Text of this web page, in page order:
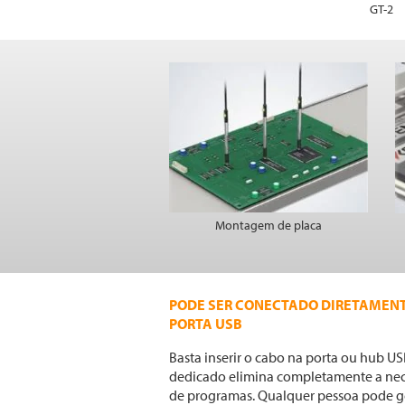
GT-2
Montagem de placa
PODE SER CONECTADO
PORTA USB
Basta inserir o cabo na porta ou hub
dedicado elimina completamente a
de programas. Qualquer pessoa pode